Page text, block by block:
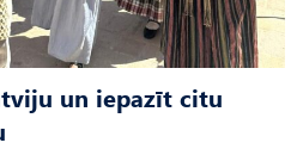
un iepazīt citu